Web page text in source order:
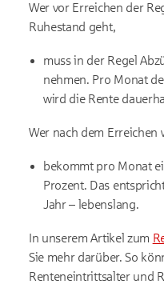
Wer vor Erreichen der
Ruhestand geht,
muss in der Regel
nehmen. Pro Monat
wird die Rente
Wer nach dem Erreichen
bekommt pro Monat
Prozent. Das
Jahr – lebenslang.
In unserem Artikel zum
Sie mehr darüber. So
Renteneintrittsalter und